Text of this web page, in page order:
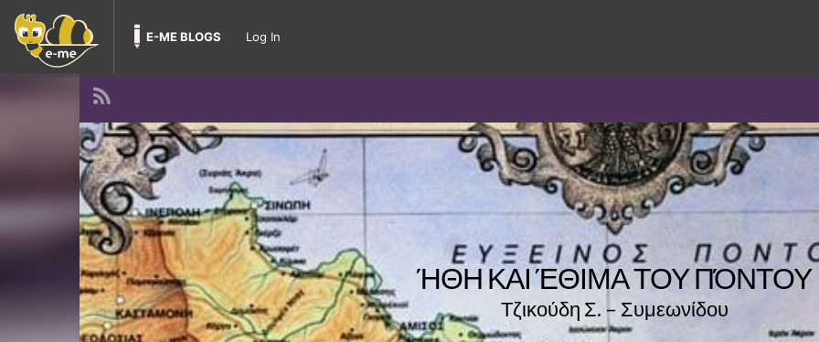
E-ME BLOGS Log In
ΉΘΗ ΚΑΙ ΈΘΙΜΑ ΤΟΥ ΠΌΝΤΟΥ
Τζικούδη Σ. – Συμεωνίδου